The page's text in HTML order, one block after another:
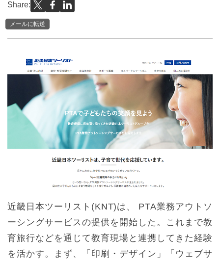
Share:
メールに転送
近畿日本ツーリスト(KNT)は、 PTA業務アウトソ
ーシングサービスの提供を開始した。これまで教
育旅行などを通じて教育現場と連携してきた経験
を活かす。まず、「印刷・デザイン」「ウェブサ